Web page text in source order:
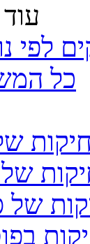
לפי
כל
של
של